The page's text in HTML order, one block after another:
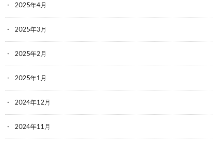
2025年4月
2025年3月
2025年2月
2025年1月
2024年12月
2024年11月